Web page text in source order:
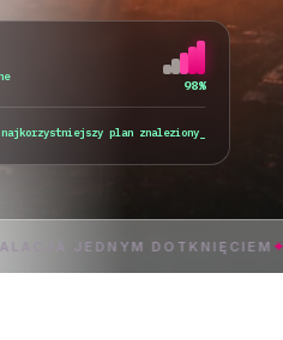
76%
sprawdzam natychmiastową akt
DOTKNIĘCIEM✦